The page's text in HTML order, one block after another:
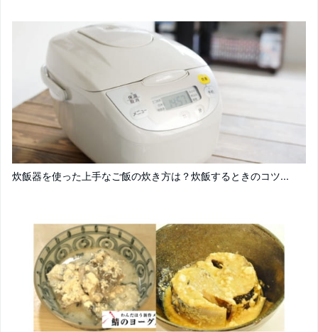
炊飯器を使った上手なご飯の炊き方は？炊飯するときのコツ...